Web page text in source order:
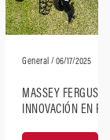
General / 06/17/2025
MASSEY
INNOVACIÓN EN